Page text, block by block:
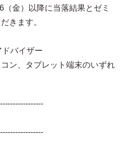
降に当落結果とゼミ
きます。
イザー
、タブレット端末のいずれ